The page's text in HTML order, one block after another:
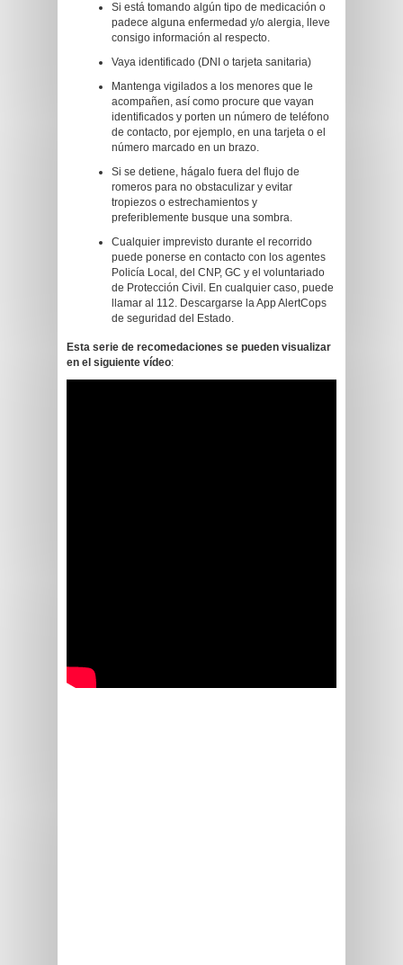
Si está tomando algún tipo de medicación o
padece alguna enfermedad y/o alergia, lleve
consigo información al respecto.
Vaya identificado (DNI o tarjeta sanitaria)
Mantenga vigilados a los menores que le
acompañen, así como procure que vayan
identificados y porten un número de teléfono
de contacto, por ejemplo, en una tarjeta o el
número marcado en un brazo.
Si se detiene, hágalo fuera del flujo de
romeros para no obstaculizar y evitar
tropiezos o estrechamientos y
preferiblemente busque una sombra.
Cualquier imprevisto durante el recorrido
puede ponerse en contacto con los agentes
Policía Local, del CNP, GC y el voluntariado
de Protección Civil. En cualquier caso, puede
llamar al 112. Descargarse la App AlertCops
de seguridad del Estado.
Esta serie de recomedaciones se pueden visualizar
en el siguiente vídeo: